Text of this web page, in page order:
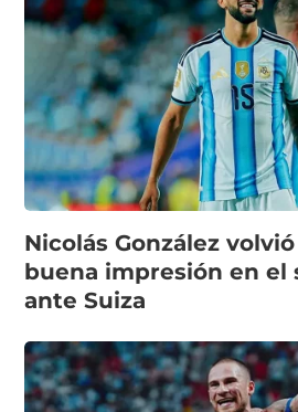
Nicolás González
buena impresión en
ante Suiza